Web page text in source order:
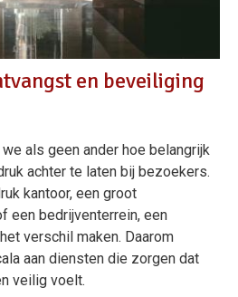
en beveiliging
als geen ander hoe belangrijk
achter te laten bij bezoekers.
kantoor, een groot
een bedrijventerrein, een
verschil maken. Daarom
aan diensten die zorgen dat
veilig voelt.